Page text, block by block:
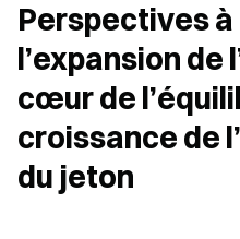
Perspectives à
l’expansion de
cœur de
croissance de
du jeton